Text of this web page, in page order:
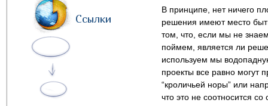
Ссылки
В принципе, нет ничего
решения имеют место
том, что, если мы не
поймем, является ли
используем мы
проекты все равно могут
“кроличьей норы” или
что это не соотносится